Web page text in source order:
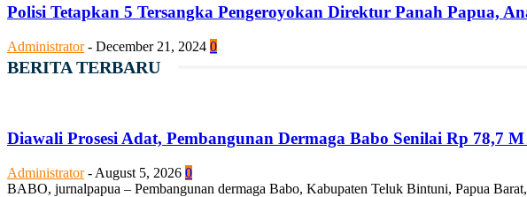
Polisi Tetapkan 5 Tersangka Pengeroyokan Direktur Panah Papua,
Administrator - December 21, 2024 0
BERITA TERBARU
Diawali Prosesi Adat, Pembangunan Dermaga Babo Senilai Rp 78,7
Administrator - August 5, 2026 0
BABO, jurnalpapua – Pembangunan dermaga Babo, Kabupaten Teluk Bintuni, Papua